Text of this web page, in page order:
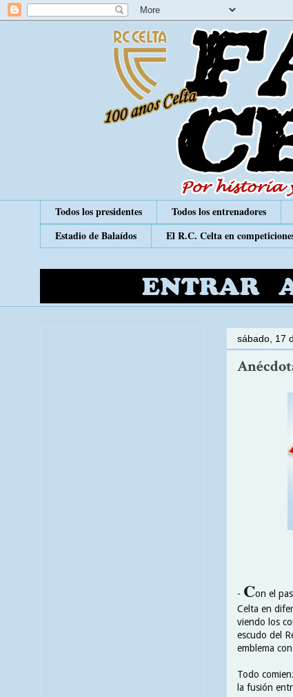
Todos los presidentes Todos los entrenadores
Estadio de Balaídos
El R.C. Celta en
sábado, 17
- Con el
Celta en
viendo los
escudo del
emblema
Todo
la fusión